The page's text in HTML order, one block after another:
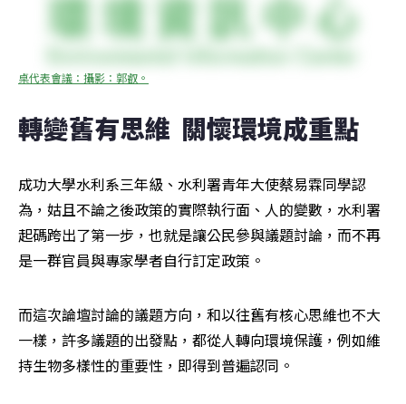
桌代表會議：攝影：郭叡。
轉變舊有思維  關懷環境成重點
成功大學水利系三年級、水利署青年大使蔡易霖同學認
為，姑且不論之後政策的實際執行面、人的變數，水利署
起碼跨出了第一步，也就是讓公民參與議題討論，而不再
是一群官員與專家學者自行訂定政策。
而這次論壇討論的議題方向，和以往舊有核心思維也不大
一樣，許多議題的出發點，都從人轉向環境保護，例如維
持生物多樣性的重要性，即得到普遍認同。